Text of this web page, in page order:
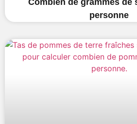
personne